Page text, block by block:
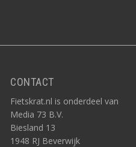
CONTACT
Fietskrat.nl is onderdeel van
Media 73 B.V.
Biesland 13
1948 RJ Beverwijk